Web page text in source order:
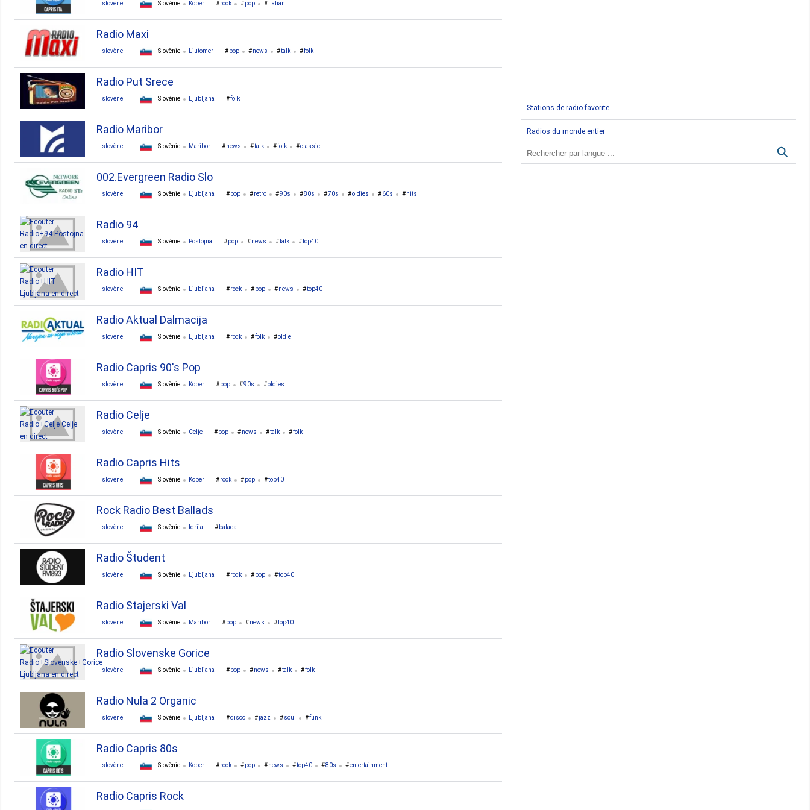
slovène Slovènie Koper rock pop italian
Radio Maxi
slovène Slovènie Ljutomer pop news talk folk
Radio Put Srece
slovène Slovènie Ljubljana folk
Radio Maribor
slovène Slovènie Maribor news talk folk classic
002.Evergreen Radio Slo
slovène Slovènie Ljubljana pop retro 90s 80s 70s oldies 60s hits
Radio 94
slovène Slovènie Postojna pop news talk top40
Radio HIT
slovène Slovènie Ljubljana rock pop news top40
Radio Aktual Dalmacija
slovène Slovènie Ljubljana rock folk oldie
Radio Capris 90's Pop
slovène Slovènie Koper pop 90s oldies
Radio Celje
slovène Slovènie Celje pop news talk folk
Radio Capris Hits
slovène Slovènie Koper rock pop top40
Rock Radio Best Ballads
slovène Slovènie Idrija balada
Radio Študent
slovène Slovènie Ljubljana rock pop top40
Radio Stajerski Val
slovène Slovènie Maribor pop news top40
Radio Slovenske Gorice
slovène Slovènie Ljubljana pop news talk folk
Radio Nula 2 Organic
slovène Slovènie Ljubljana disco jazz soul funk
Radio Capris 80s
slovène Slovènie Koper rock pop news top40 80s entertainment
Radio Capris Rock
Egypte
Stations de radio favorite
Radios du monde entier